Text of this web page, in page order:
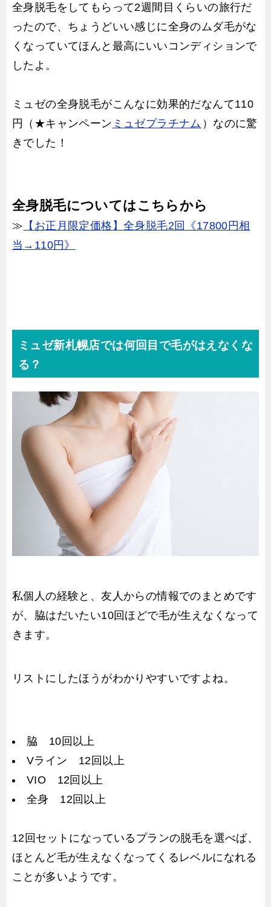
全身脱毛をしてもらって2週間目くらいの旅行だ
ったので、ちょうどいい感じに全身のムダ毛がな
くなっていてほんと最高にいいコンディションで
したよ。
ミュゼの全身脱毛がこんなに効果的だなんて110
円（★キャンペーン ミュゼプラチナム ）なのに驚
きでした！
全身脱毛についてはこちらから
≫ 【お正月限定価格】全身脱毛2回《17800円相
当→110円》
ミュゼ新札幌店では何回目で毛がはえなくな
る？
私個人の経験と、友人からの情報でのまとめです
が、脇はだいたい10回ほどで毛が生えなくなって
きます。
リストにしたほうがわかりやすいですよね。
脇 10回以上
Vライン 12回以上
VIO 12回以上
全身 12回以上
12回セットになっているプランの脱毛を選べば、
ほとんど毛が生えなくなってくるレベルになれる
ことが多いようです。